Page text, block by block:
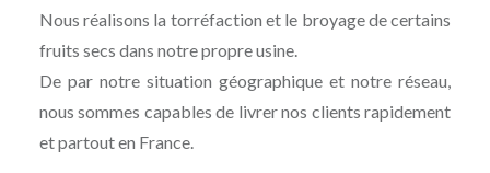
Nous réalisons la torréfaction et le broyage de certains
fruits secs dans notre propre usine.
De par notre situation géographique et notre réseau,
nous sommes capables de livrer nos clients rapidement
et partout en France.